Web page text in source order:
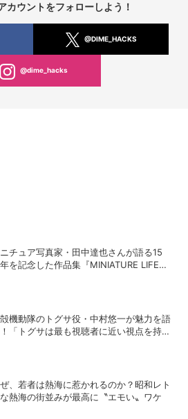
カウントをフォローしよう！
@DIME_HACKS
@dime_hacks
ニチュア写真家・田中達也さんが語る15
を記念した作品集『MINIATURE LIFE
機動隊のトグサ役・中村悠一が魅力を語
「トグサは最も視聴者に近い視点を持っ
、若者は熱海に惹かれるのか？昭和レト
熱海の街並みが最高に〝エモい〟ワケ